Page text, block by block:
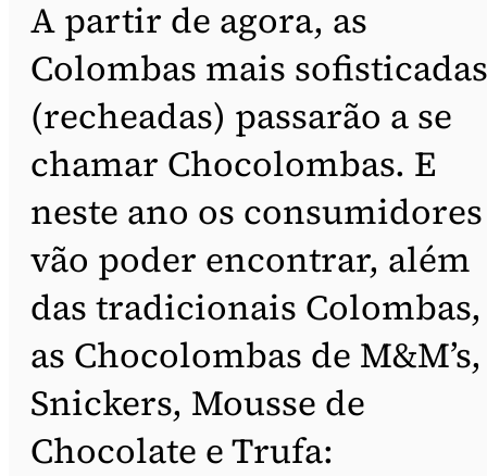
A partir de agora, as
Colombas mais sofisticadas
(recheadas) passarão a se
chamar Chocolombas. E
neste ano os consumidores
vão poder encontrar, além
das tradicionais Colombas,
as Chocolombas de M&M’s,
Snickers, Mousse de
Chocolate e Trufa: